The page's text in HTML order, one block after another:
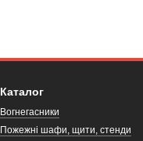
Каталог
Вогнегасники
Пожежні шафи, щити, стенди